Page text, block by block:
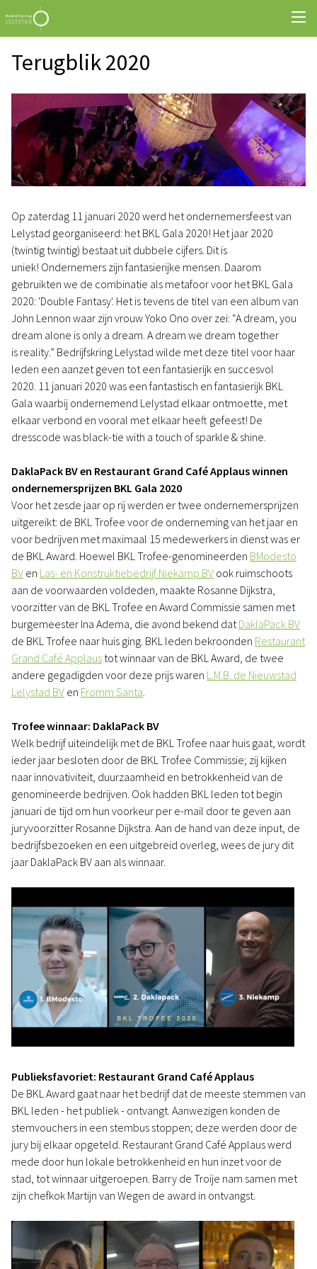
Terugblik 2020
Op zaterdag 11 januari 2020 werd het ondernemersfeest van
Lelystad georganiseerd: het BKL Gala 2020! Het jaar 2020
(twintig twintig) bestaat uit dubbele cijfers. Dit is
uniek! Ondernemers zijn fantasierijke mensen. Daarom
gebruikten we de combinatie als metafoor voor het BKL Gala
2020: 'Double Fantasy'. Het is tevens de titel van een album van
John Lennon waar zijn vrouw Yoko Ono over zei: “A dream, you
dream alone is only a dream. A dream we dream together
is reality.” Bedrijfskring Lelystad wilde met deze titel voor haar
leden een aanzet geven tot een fantasierijk en succesvol
2020. 11 januari 2020 was een fantastisch en fantasierijk BKL
Gala waarbij ondernemend Lelystad elkaar ontmoette, met
elkaar verbond en vooral met elkaar heeft gefeest! De
dresscode was black-tie with a touch of sparkle & shine.
DaklaPack BV en Restaurant Grand Café Applaus winnen
ondernemersprijzen BKL Gala 2020
Voor het zesde jaar op rij werden er twee ondernemersprijzen
uitgereikt: de BKL Trofee voor de onderneming van het jaar en
voor bedrijven met maximaal 15 medewerkers in dienst was er
de BKL Award. Hoewel BKL Trofee-genomineerden BModesto
BV en Las- en Konstruktiebedrijf Niekamp BV ook ruimschoots
aan de voorwaarden voldeden, maakte Rosanne Dijkstra,
voorzitter van de BKL Trofee en Award Commissie samen met
burgemeester Ina Adema, die avond bekend datDaklaPack BV
de BKL Trofee naar huis ging. BKL leden bekroonden Restaurant
Grand Café Applaus tot winnaar van de BKL Award, de twee
andere gegadigden voor deze prijs waren L.M.B. de Nieuwstad
Lelystad BV en Fromm Santa.
Trofee winnaar: DaklaPack BV
Welk bedrijf uiteindelijk met de BKL Trofee naar huis gaat, wordt
ieder jaar besloten door de BKL Trofee Commissie; zij kijken
naar innovativiteit, duurzaamheid en betrokkenheid van de
genomineerde bedrijven. Ook hadden BKL leden tot begin
januari de tijd om hun voorkeur per e-mail door te geven aan
juryvoorzitter Rosanne Dijkstra. Aan de hand van deze input, de
bedrijfsbezoeken en een uitgebreid overleg, wees de jury dit
jaar DaklaPack BV aan als winnaar.
Publieksfavoriet: Restaurant Grand Café Applaus
De BKL Award gaat naar het bedrijf dat de meeste stemmen van
BKL leden - het publiek - ontvangt. Aanwezigen konden de
stemvouchers in een stembus stoppen; deze werden door de
jury bij elkaar opgeteld. Restaurant Grand Café Applaus werd
mede door hun lokale betrokkenheid en hun inzet voor de
stad, tot winnaar uitgeroepen. Barry de Troije nam samen met
zijn chefkok Martijn van Wegen de award in ontvangst.